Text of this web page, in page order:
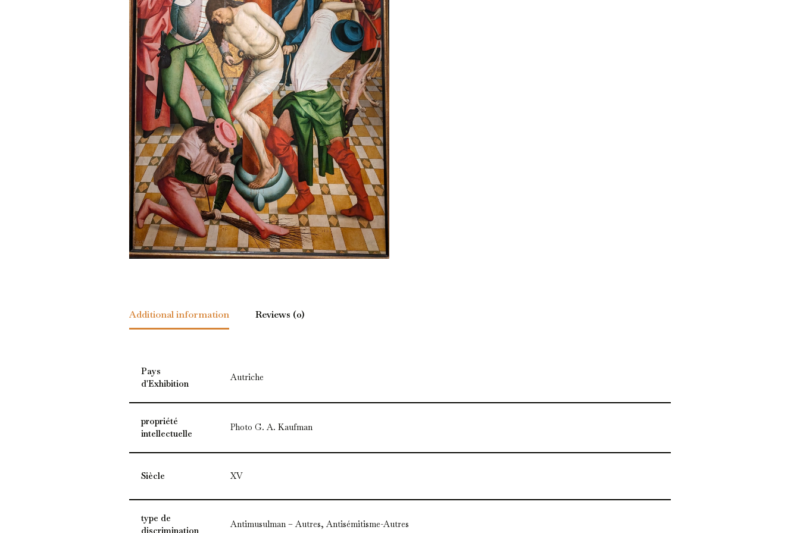
Additional information Reviews (0)
Pays
d'Exhibition
Autriche
propriété
intellectuelle
Photo G. A. Kaufman
Siècle XV
type de
discrimination
Antimusulman – Autres, Antisémitisme-Autres